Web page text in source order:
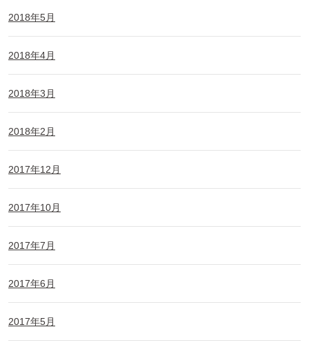
2018年5月
2018年4月
2018年3月
2018年2月
2017年12月
2017年10月
2017年7月
2017年6月
2017年5月